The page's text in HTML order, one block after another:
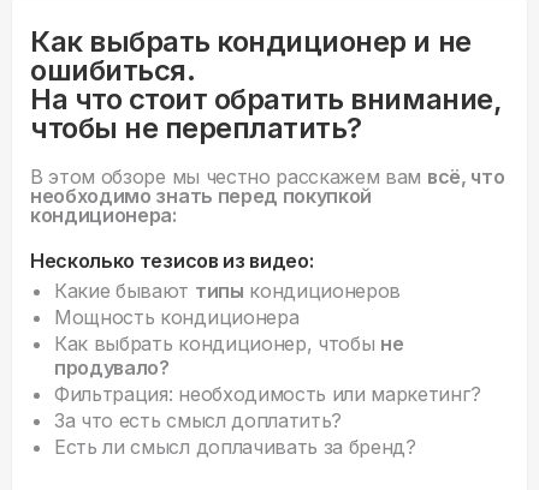
Как выбрать кондиционер и не
ошибиться.
На что стоит обратить внимание,
чтобы не переплатить?
В этом обзоре мы честно расскажем вам всё, что
необходимо знать перед покупкой
кондиционера:
Несколько тезисов из видео:
Какие бывают типы кондиционеров
Мощность кондиционера
Как выбрать кондиционер, чтобы не
продувало?
Фильтрация: необходимость или маркетинг?
За что есть смысл доплатить?
Есть ли смысл доплачивать за бренд?